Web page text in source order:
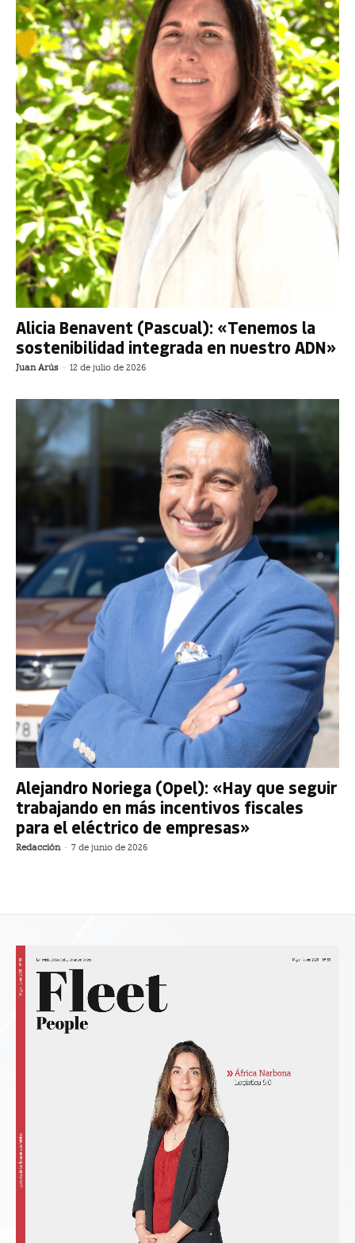
Alicia Benavent (Pascual): «Tenemos la
sostenibilidad integrada en nuestro ADN»
Juan Arús - 12 de julio de 2026
Alejandro Noriega (Opel): «Hay que seguir
trabajando en más incentivos fiscales
para el eléctrico de empresas»
Redacción - 7 de junio de 2026